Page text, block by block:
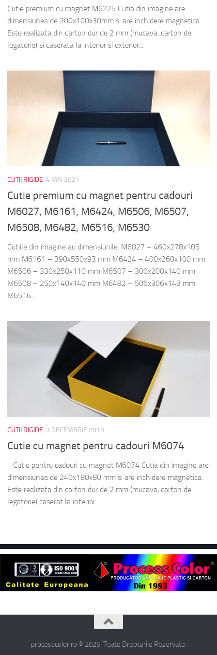
Cutie premium cu magnet M6225 Cutia din imagine are
dimensiunea de 200x100x30mm si are inchidere magnetica.
Este realizata din carton dur de 2 mm (mucava, carton de
legatorie) si caserata la interior si exterior...
CUTII RIGIDE 4 MAI 2021
Cutie premium cu magnet pentru cadouri
M6027, M6161, M6424, M6506, M6507,
M6508, M6482, M6516, M6530
Cutiile din imagine au dimensiunile: M6027 – 460x278x105
mm M6161 – 390x550x93 mm M6424 – 400x260x100 mm
M6506 – 330x250x110 mm M6507 – 300x200x140 mm
M6508 – 250x140x140 mm M6482 – 506x306x143 mm
M6516...
CUTII RIGIDE 3 DECEMBRIE 2019
Cutie cu magnet pentru cadouri M6074
Cutie pentru cadouri cu magnet M6074 Cutia din imagine are
dimensiunea de 240x180x80 mm si are inchidere magnetica.
Este realizata din carton dur de 2 mm (mucava, carton de
legatorie) caserat la interior...
processcolor.ro © 2026. Toate Drepturile Rezervate.